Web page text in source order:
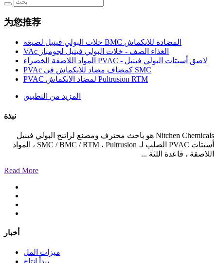
为您推荐
خلات البولي فينيل لصيغة BMC المضادة للانكماش
VAc الغذاء الصف - خلات البولي فينيل لجومباز
المواد اللاصقة الخضراء PVAC - لاصق أسيتات البولي فينيل
PVAc كمضاف مضاد للانكماش في SMC
PVAC لمضاد الانكماش Pultrusion RTM
المزيد من التطبيق
نبذة
Nitchen Chemicals هو باحث محترف ومصنع لراتنج البولي فينيل
أسيتات PVAC الصلب لـ SMC / BMC / RTM ، Pultrusion ، المواد
اللاصقة ، قاعدة اللثة ...
Read More
أخبار
ميزات المل